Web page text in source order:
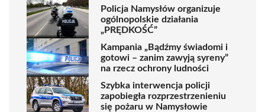
Policja Namysłów organizuje
ogólnopolskie działania
„PRĘDKOŚĆ”
Kampania „Bądźmy świadomi i
gotowi – zanim zawyją syreny”
na rzecz ochrony ludności
Szybka interwencja policji
zapobiegła rozprzestrzenieniu
się pożaru w Namysłowie